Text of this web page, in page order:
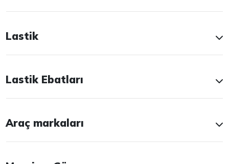
Lastik
Lastik Ebatları
Araç markaları